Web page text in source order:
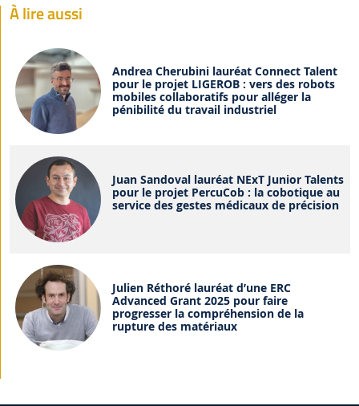
À lire aussi
Andrea Cherubini lauréat Connect Talent
pour le projet LIGEROB : vers des robots
mobiles collaboratifs pour alléger la
pénibilité du travail industriel
Juan Sandoval lauréat NExT Junior Talents
pour le projet PercuCob : la cobotique au
service des gestes médicaux de précision
Julien Réthoré lauréat d’une ERC
Advanced Grant 2025 pour faire
progresser la compréhension de la
rupture des matériaux